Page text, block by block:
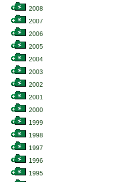
2008
2007
2006
2005
2004
2003
2002
2001
2000
1999
1998
1997
1996
1995